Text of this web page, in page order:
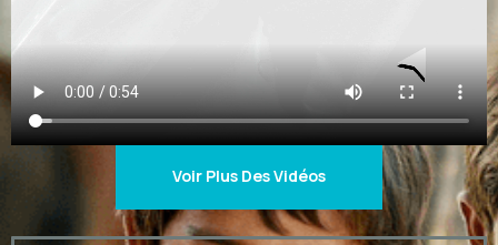
Voir Plus Des Vidéos